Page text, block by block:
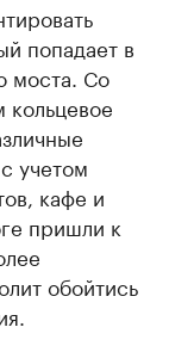
попадает в
моста. Со
учетом
кафе и
пришли к
обойтись